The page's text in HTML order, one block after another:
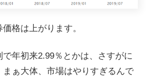
格は上がります。
で年初来2.99％とかは、さすがに
ぁ大体、市場はやりすぎるんで